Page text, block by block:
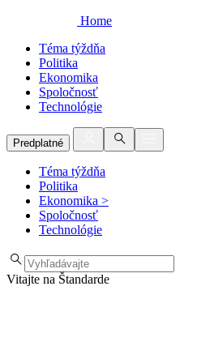
Home
Téma týždňa
Politika
Ekonomika
Spoločnosť
Technológie
Predplatné
Téma týždňa
Politika
Ekonomika >
Spoločnosť
Technológie
Vitajte na Štandarde